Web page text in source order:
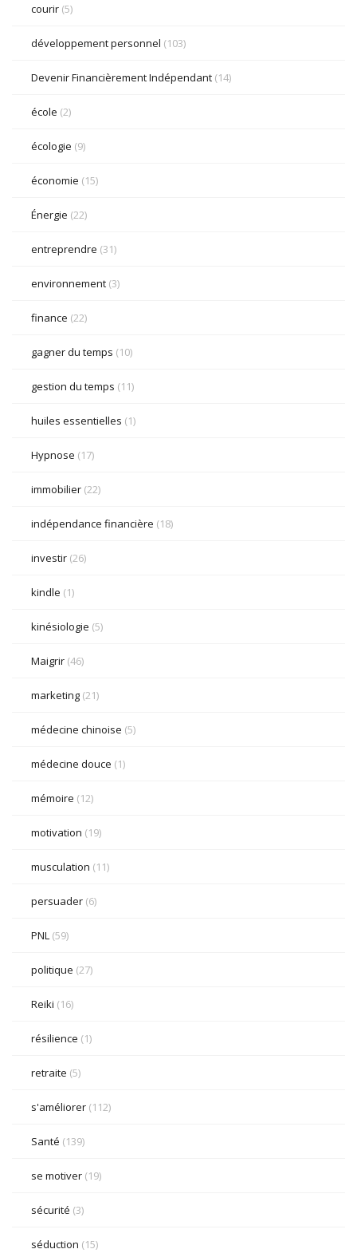
courir (5)
développement personnel (103)
Devenir Financièrement Indépendant (14)
école (2)
écologie (9)
économie (15)
Énergie (22)
entreprendre (31)
environnement (3)
finance (22)
gagner du temps (10)
gestion du temps (11)
huiles essentielles (1)
Hypnose (17)
immobilier (22)
indépendance financière (18)
investir (26)
kindle (1)
kinésiologie (5)
Maigrir (46)
marketing (21)
médecine chinoise (5)
médecine douce (1)
mémoire (12)
motivation (19)
musculation (11)
persuader (6)
PNL (59)
politique (27)
Reiki (16)
résilience (1)
retraite (5)
s'améliorer (112)
Santé (139)
se motiver (19)
sécurité (3)
séduction (15)